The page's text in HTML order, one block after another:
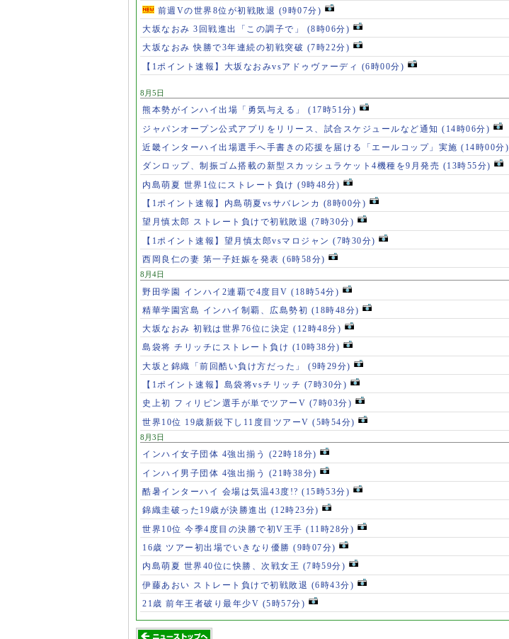
前週Vの世界8位が初戦敗退 (9時07分)
大坂なおみ 3回戦進出「この調子で」 (8時06分)
大坂なおみ 快勝で3年連続の初戦突破 (7時22分)
【1ポイント速報】大坂なおみvsアドゥヴァーディ (6時00分)
8月5日
熊本勢がインハイ出場「勇気与える」 (17時51分)
ジャパンオープン公式アプリをリリース、試合スケジュールなど通知 (14時06分)
近畿インターハイ出場選手へ手書きの応援を届ける「エールコップ」実施 (14時00分)
ダンロップ、制振ゴム搭載の新型スカッシュラケット4機種を9月発売 (13時55分)
内島萌夏 世界1位にストレート負け (9時48分)
【1ポイント速報】内島萌夏vsサバレンカ (8時00分)
望月慎太郎 ストレート負けで初戦敗退 (7時30分)
【1ポイント速報】望月慎太郎vsマロジャン (7時30分)
西岡良仁の妻 第一子妊娠を発表 (6時58分)
8月4日
野田学園 インハイ2連覇で4度目V (18時54分)
精華学園宮島 インハイ制覇、広島勢初 (18時48分)
大坂なおみ 初戦は世界76位に決定 (12時48分)
島袋将 チリッチにストレート負け (10時38分)
大坂と錦織「前回酷い負け方だった」 (9時29分)
【1ポイント速報】島袋将vsチリッチ (7時30分)
史上初 フィリピン選手が単でツアーV (7時03分)
世界10位 19歳新鋭下し11度目ツアーV (5時54分)
8月3日
インハイ女子団体 4強出揃う (22時18分)
インハイ男子団体 4強出揃う (21時38分)
酷暑インターハイ 会場は気温43度!? (15時53分)
錦織圭破った19歳が決勝進出 (12時23分)
世界10位 今季4度目の決勝で初V王手 (11時28分)
16歳 ツアー初出場でいきなり優勝 (9時07分)
内島萌夏 世界40位に快勝、次戦女王 (7時59分)
伊藤あおい ストレート負けで初戦敗退 (6時43分)
21歳 前年王者破り最年少V (5時57分)